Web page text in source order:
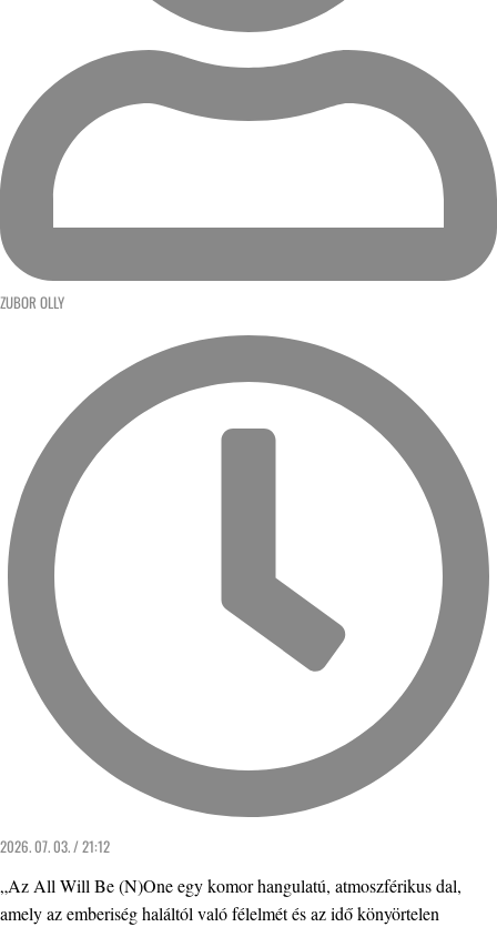
ZUBOR OLLY
2026. 07. 03. / 21:12
„Az All Will Be (N)One egy komor hangulatú, atmoszférikus dal,
amely az emberiség haláltól való félelmét és az idő könyörtelen